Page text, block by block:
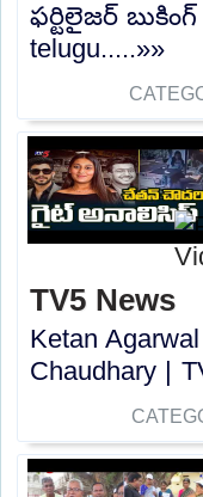
ఫర్టిలైజర్
telugu.....»»
TV5 News
Ketan
Chaudhary |